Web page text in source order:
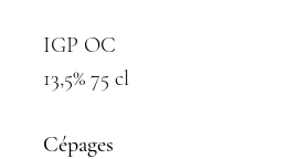
IGP OC
13,5% 75 cl
Cépages